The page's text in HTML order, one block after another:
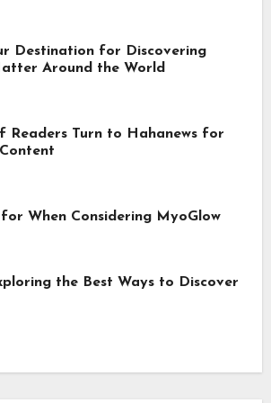
Destination for Discovering
Around the World
Readers Turn to Hahanews for
When Considering MyoGlow
the Best Ways to Discover